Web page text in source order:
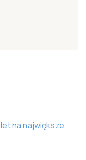
na największe